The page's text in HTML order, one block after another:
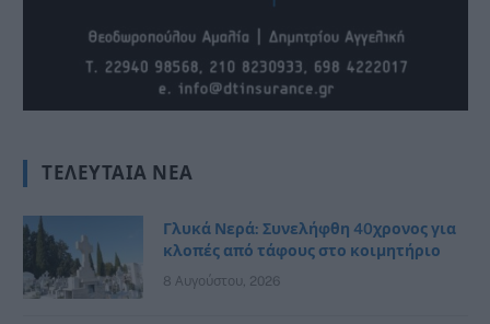
ΤΕΛΕΥΤΑΊΑ ΝΈΑ
Γλυκά Νερά: Συνελήφθη 40χρονος για
κλοπές από τάφους στο κοιμητήριο
8 Αυγούστου, 2026